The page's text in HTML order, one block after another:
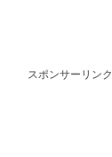
スポンサーリンク